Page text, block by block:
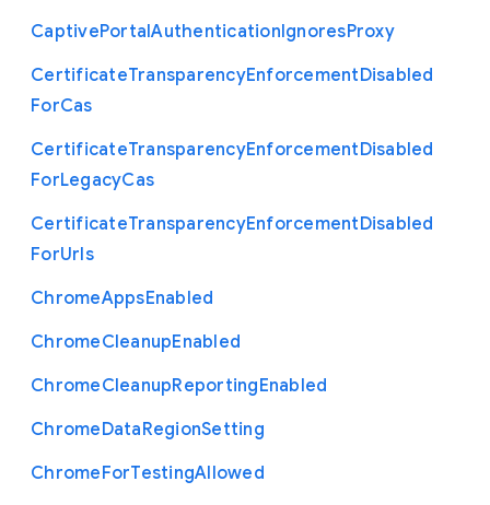
CaptivePortalAuthenticationIgnoresProxy
CertificateTransparencyEnforcementDisabled
ForCas
CertificateTransparencyEnforcementDisabled
ForLegacyCas
CertificateTransparencyEnforcementDisabled
ForUrls
ChromeAppsEnabled
ChromeCleanupEnabled
ChromeCleanupReportingEnabled
ChromeDataRegionSetting
ChromeForTestingAllowed